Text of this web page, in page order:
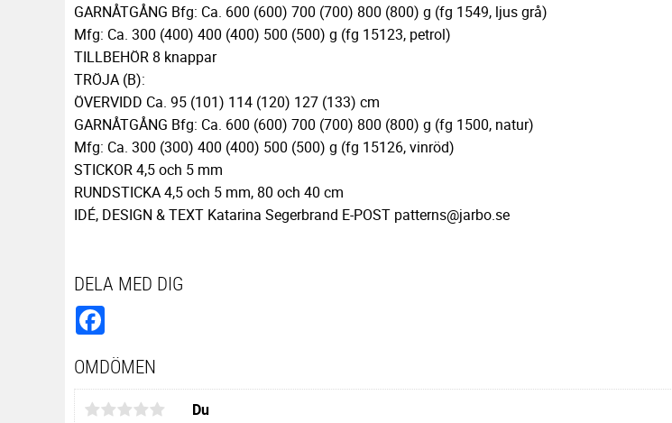
GARNÅTGÅNG Bfg: Ca. 600 (600) 700 (700) 800 (800) g (fg 1549, ljus grå)
Mfg: Ca. 300 (400) 400 (400) 500 (500) g (fg 15123, petrol)
TILLBEHÖR 8 knappar
TRÖJA (B):
ÖVERVIDD Ca. 95 (101) 114 (120) 127 (133) cm
GARNÅTGÅNG Bfg: Ca. 600 (600) 700 (700) 800 (800) g (fg 1500, natur)
Mfg: Ca. 300 (300) 400 (400) 500 (500) g (fg 15126, vinröd)
STICKOR 4,5 och 5 mm
RUNDSTICKA 4,5 och 5 mm, 80 och 40 cm
IDÉ, DESIGN & TEXT Katarina Segerbrand E-POST patterns@jarbo.se
DELA MED DIG
OMDÖMEN
Du